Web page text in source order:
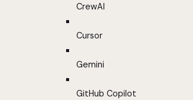
CrewAI
Cursor
Gemini
GitHub Copilot